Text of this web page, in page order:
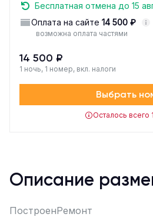
Бесплатная отмена до 15
Оплата на сайте 14 500 ₽
возможна оплата частями
14 500 ₽
1 ночь, 1 номер, вкл. налоги
Выбрать
Осталось всего
Описание
ПостроенРемонт